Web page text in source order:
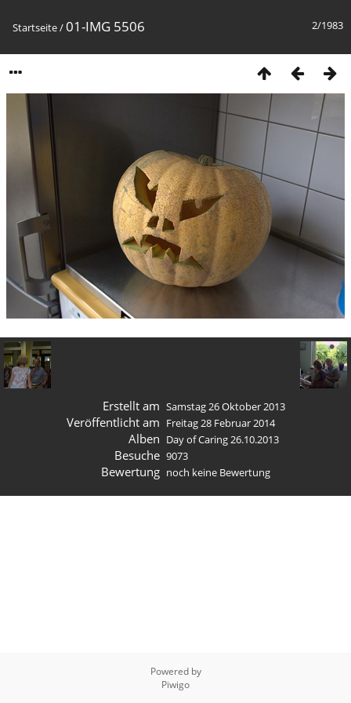
2/1983
Startseite/01-IMG 5506
Erstellt am Samstag 26 Oktober 2013
Veröffentlicht am Freitag 28 Februar 2014
Alben Day of Caring 26.10.2013
Besuche 9073
Bewertung noch keine Bewertung
Powered by
Piwigo